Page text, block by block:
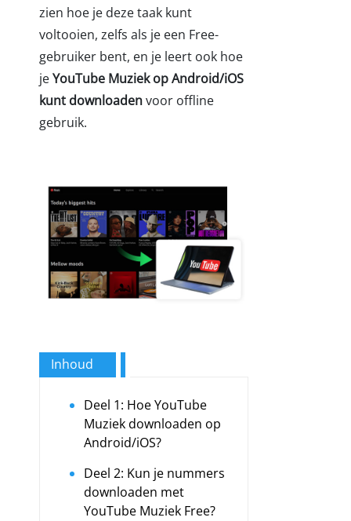
zien hoe je deze taak kunt
voltooien, zelfs als je een Free-
gebruiker bent, en je leert ook hoe
jeYouTube Muziek op Android/iOS
kunt downloadenvoor offline
gebruik.
Inhoud
Deel 1: Hoe YouTube
Muziek downloaden op
Android/iOS?
Deel 2: Kun je nummers
downloaden met
YouTube Muziek Free?